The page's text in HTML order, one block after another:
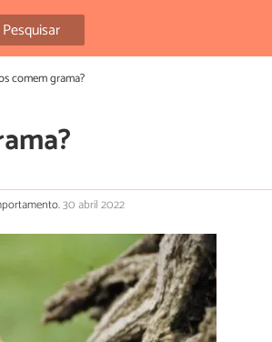
Pesquisar
comem grama?
30 abril 2022